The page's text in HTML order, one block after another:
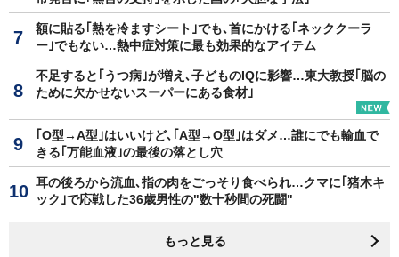
額に貼る｢熱を冷ますシート｣でも､首にかける｢ネッククーラ
ー｣でもない…熱中症対策に最も効果的なアイテム
不足すると｢うつ病｣が増え､子どものIQに影響…東大教授｢脳の
ために欠かせないスーパーにある食材｣
｢O型→A型｣はいいけど､｢A型→O型｣はダメ…誰にでも輸血で
きる｢万能血液｣の最後の落とし穴
耳の後ろから流血､指の肉をごっそり食べられ…クマに｢猪木キ
ック｣で応戦した36歳男性の"数十秒間の死闘"
もっと見る